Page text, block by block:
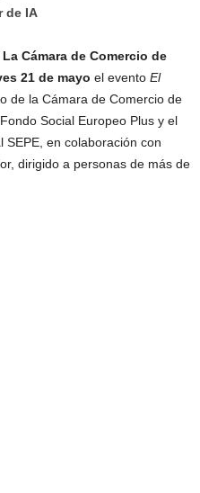
de IA
La Cámara de Comercio de
21 de mayo el evento El
de la Cámara de Comercio de
Social Europeo Plus y el
SEPE, en colaboración con
dirigido a personas de más de